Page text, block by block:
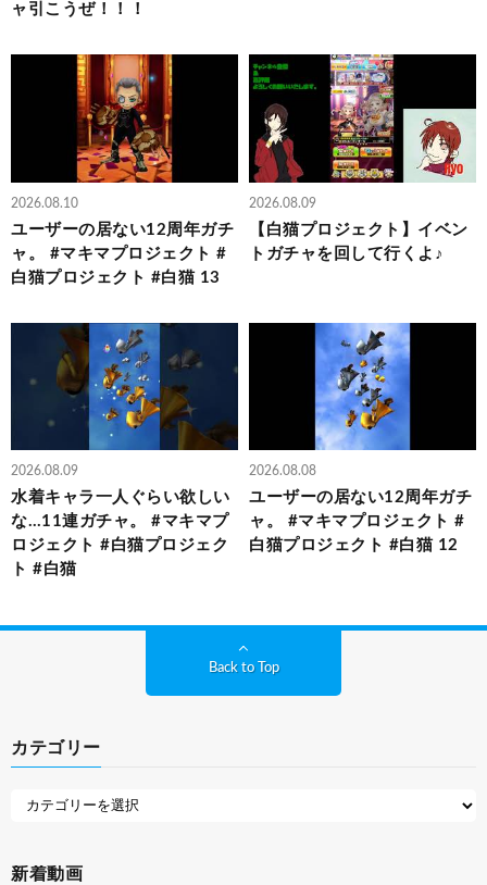
ャ引こうぜ！！！
2026.08.10
ユーザーの居ない12周年ガチ
ャ。 #マキマプロジェクト #
白猫プロジェクト #白猫 13
2026.08.09
【白猫プロジェクト】イベン
トガチャを回して行くよ♪
2026.08.09
水着キャラ一人ぐらい欲しい
な…11連ガチャ。 #マキマプ
ロジェクト #白猫プロジェク
ト #白猫
2026.08.08
ユーザーの居ない12周年ガチ
ャ。 #マキマプロジェクト #
白猫プロジェクト #白猫 12
Back to Top
カテゴリー
新着動画